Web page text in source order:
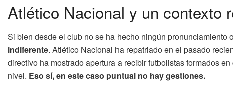
Atlético Nacional y un contexto
Si bien desde el club no se ha hecho ningún pronunciamiento
indiferente. Atlético Nacional ha repatriado en el pasado
directivo ha mostrado apertura a recibir futbolistas formados
nivel. Eso sí, en este caso puntual no hay gestiones.